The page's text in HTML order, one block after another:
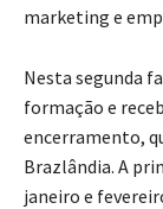
marketing e
Nesta segunda
formação e
encerramento,
Brazlândia. A
janeiro e